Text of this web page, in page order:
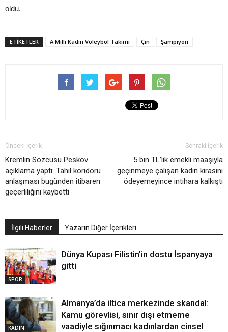
oldu.
ETIKETLER A Milli Kadın Voleybol Takımı Çin Şampiyon
Önceki İçerik
Kremlin Sözcüsü Peskov
açıklama yaptı: Tahıl koridoru
anlaşması bugünden itibaren
geçerliliğini kaybetti
Sonraki İçerik
5 bin TL’lik emekli maaşıyla
geçinmeye çalışan kadın kirasını
ödeyemeyince intihara kalkıştı
İlgili Haberler Yazarın Diğer İçerikleri
SPOR
Dünya Kupası Filistin’in dostu İspanyaya
gitti
KADIN
Almanya’da iltica merkezinde skandal:
Kamu görevlisi, sınır dışı etmeme
vaadiyle sığınmacı kadınlardan cinsel